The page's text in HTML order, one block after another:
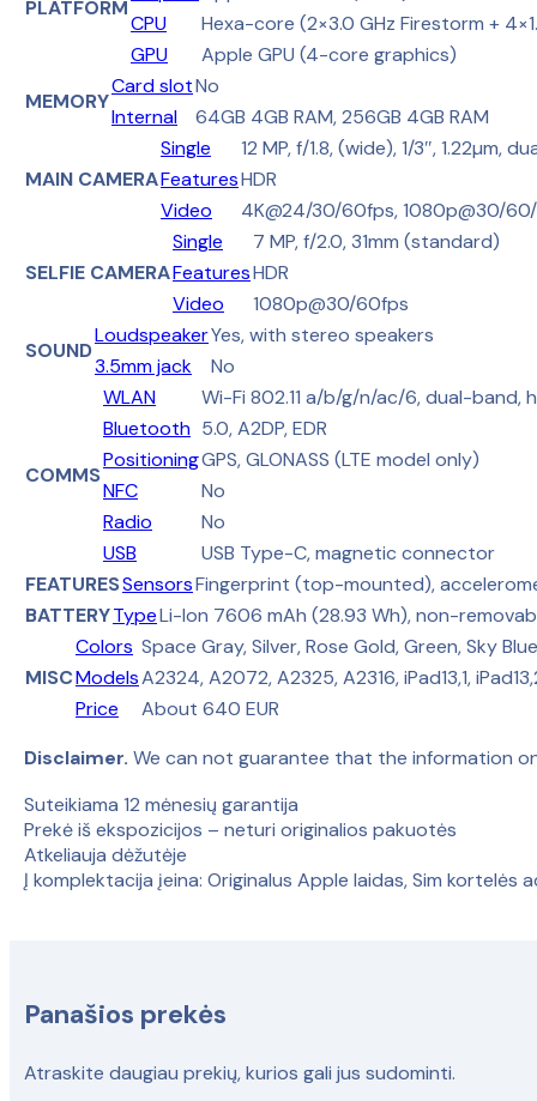
PLATFORM
CPU
Hexa-core (2×3.0 GHz Firestorm +
GPU
Apple GPU (4-core graphics)
MEMORY
Card slotNo
Internal
64GB 4GB RAM, 256GB 4GB RAM
MAIN CAMERA
Single
12 MP, f/1.8, (wide), 1/3″, 1.22µm,
FeaturesHDR
Video
4K@24/30/60fps, 1080p@30/
SELFIE CAMERA
Single
7 MP, f/2.0, 31mm (standard)
FeaturesHDR
Video
1080p@30/60fps
SOUND
LoudspeakerYes, with stereo speakers
3.5mm jack
No
COMMS
WLAN
Wi-Fi 802.11 a/b/g/n/ac/6, dual-band,
Bluetooth 5.0, A2DP, EDR
PositioningGPS, GLONASS (LTE model only)
NFC
No
Radio
No
USB
USB Type-C, magnetic connector
FEATURESSensorsFingerprint (top-mounted),
BATTERYTypeLi-Ion 7606 mAh (28.93 Wh), non-
MISC
Colors Space Gray, Silver, Rose Gold, Green, Sky Blue
ModelsA2324, A2072, A2325, A2316, iPad13,1,
Price
About 640 EUR
Disclaimer. We can not guarantee that the information
Suteikiama 12 mėnesių garantija
Prekė iš ekspozicijos – neturi originalios pakuotės
Atkeliauja dėžutėje
Į komplektacija įeina: Originalus Apple laidas, Sim kortelės
Panašios prekės
Atraskite daugiau prekių, kurios gali jus sudominti.